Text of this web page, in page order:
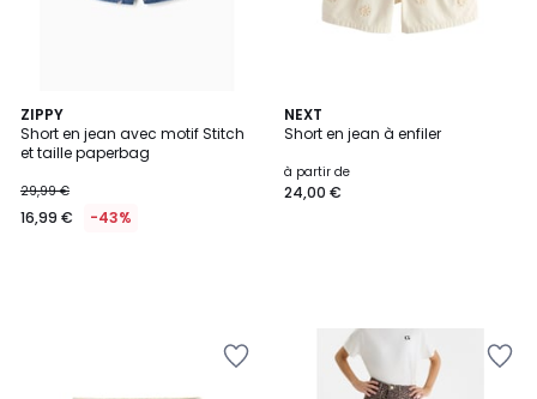
ZIPPY
Short en jean avec motif Stitch
et taille paperbag
29,99 €
16,99 € -43%
NEXT
Short en jean à enfiler
à partir de
24,00 €